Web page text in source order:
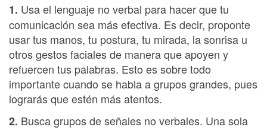
1. Usa el lenguaje no verbal para hacer que tu
comunicación sea más efectiva. Es decir, proponte
usar tus manos, tu postura, tu mirada, la sonrisa u
otros gestos faciales de manera que apoyen y
refuercen tus palabras. Esto es sobre todo
importante cuando se habla a grupos grandes, pues
lograrás que estén más atentos.
2. Busca grupos de señales no verbales. Una sola